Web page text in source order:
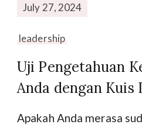
July 27, 2024
leadership
Uji Pengetahuan
Anda dengan Kuis
Apakah Anda merasa